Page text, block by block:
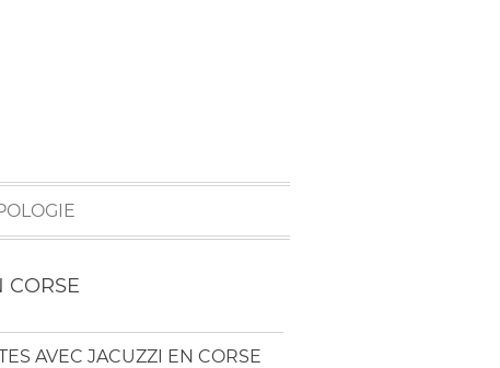
CORSE
AVEC JACUZZI EN CORSE